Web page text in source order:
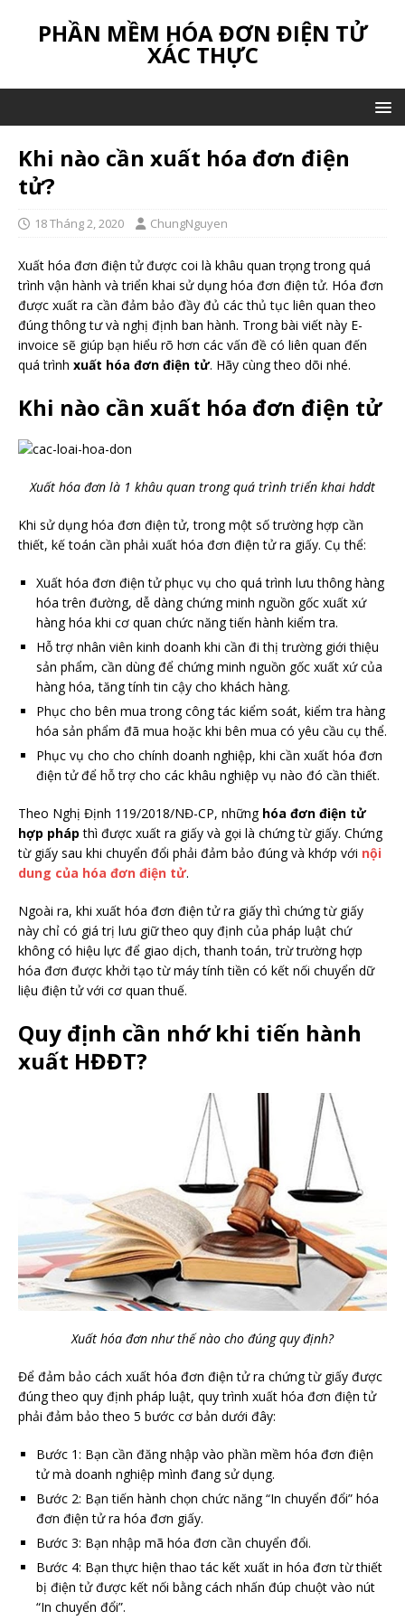
PHẦN MỀM HÓA ĐƠN ĐIỆN TỬ
XÁC THỰC
Khi nào cần xuất hóa đơn điện
tử?
18 Tháng 2, 2020 ChungNguyen
Xuất hóa đơn điện tử được coi là khâu quan trọng trong quá
trình vận hành và triển khai sử dụng hóa đơn điện tử. Hóa đơn
được xuất ra cần đảm bảo đầy đủ các thủ tục liên quan theo
đúng thông tư và nghị định ban hành. Trong bài viết này E-
invoice sẽ giúp bạn hiểu rõ hơn các vấn đề có liên quan đến
quá trình xuất hóa đơn điện tử. Hãy cùng theo dõi nhé.
Khi nào cần xuất hóa đơn điện tử
Xuất hóa đơn là 1 khâu quan trong quá trình triển khai hddt
Khi sử dụng hóa đơn điện tử, trong một số trường hợp cần
thiết, kế toán cần phải xuất hóa đơn điện tử ra giấy. Cụ thể:
Xuất hóa đơn điện tử phục vụ cho quá trình lưu thông hàng
hóa trên đường, dễ dàng chứng minh nguồn gốc xuất xứ
hàng hóa khi cơ quan chức năng tiến hành kiểm tra.
Hỗ trợ nhân viên kinh doanh khi cần đi thị trường giới thiệu
sản phẩm, cần dùng để chứng minh nguồn gốc xuất xứ của
hàng hóa, tăng tính tin cậy cho khách hàng.
Phục cho bên mua trong công tác kiểm soát, kiểm tra hàng
hóa sản phẩm đã mua hoặc khi bên mua có yêu cầu cụ thể.
Phục vụ cho cho chính doanh nghiệp, khi cần xuất hóa đơn
điện tử để hỗ trợ cho các khâu nghiệp vụ nào đó cần thiết.
Theo Nghị Định 119/2018/NĐ-CP, những hóa đơn điện tử
hợp pháp thì được xuất ra giấy và gọi là chứng từ giấy. Chứng
từ giấy sau khi chuyển đổi phải đảm bảo đúng và khớp với nội
dung của hóa đơn điện tử.
Ngoài ra, khi xuất hóa đơn điện tử ra giấy thì chứng từ giấy
này chỉ có giá trị lưu giữ theo quy định của pháp luật chứ
không có hiệu lực để giao dịch, thanh toán, trừ trường hợp
hóa đơn được khởi tạo từ máy tính tiền có kết nối chuyển dữ
liệu điện tử với cơ quan thuế.
Quy định cần nhớ khi tiến hành
xuất HĐĐT?
Xuất hóa đơn như thế nào cho đúng quy định?
Để đảm bảo cách xuất hóa đơn điện tử ra chứng từ giấy được
đúng theo quy định pháp luật, quy trình xuất hóa đơn điện tử
phải đảm bảo theo 5 bước cơ bản dưới đây:
Bước 1: Bạn cần đăng nhập vào phần mềm hóa đơn điện
tử mà doanh nghiệp mình đang sử dụng.
Bước 2: Bạn tiến hành chọn chức năng “In chuyển đổi” hóa
đơn điện tử ra hóa đơn giấy.
Bước 3: Bạn nhập mã hóa đơn cần chuyển đổi.
Bước 4: Bạn thực hiện thao tác kết xuất in hóa đơn từ thiết
bị điện tử được kết nối bằng cách nhấn đúp chuột vào nút
“In chuyển đổi”.